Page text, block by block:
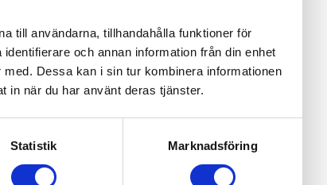
till användarna, tillhandahålla funktioner för
och annan information från din enhet
Dessa kan i sin tur kombinera informationen
in när du har använt deras tjänster.
Statistik Marknadsföring